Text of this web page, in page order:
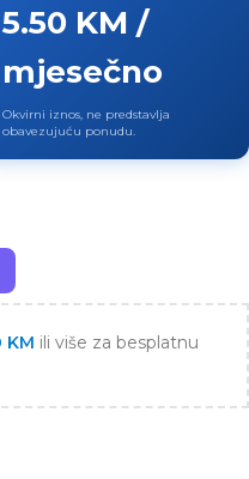
5.50 KM /
mjesečno
Okvirni iznos, ne predstavlja
obavezujuću ponudu.
KM ili više za besplatnu